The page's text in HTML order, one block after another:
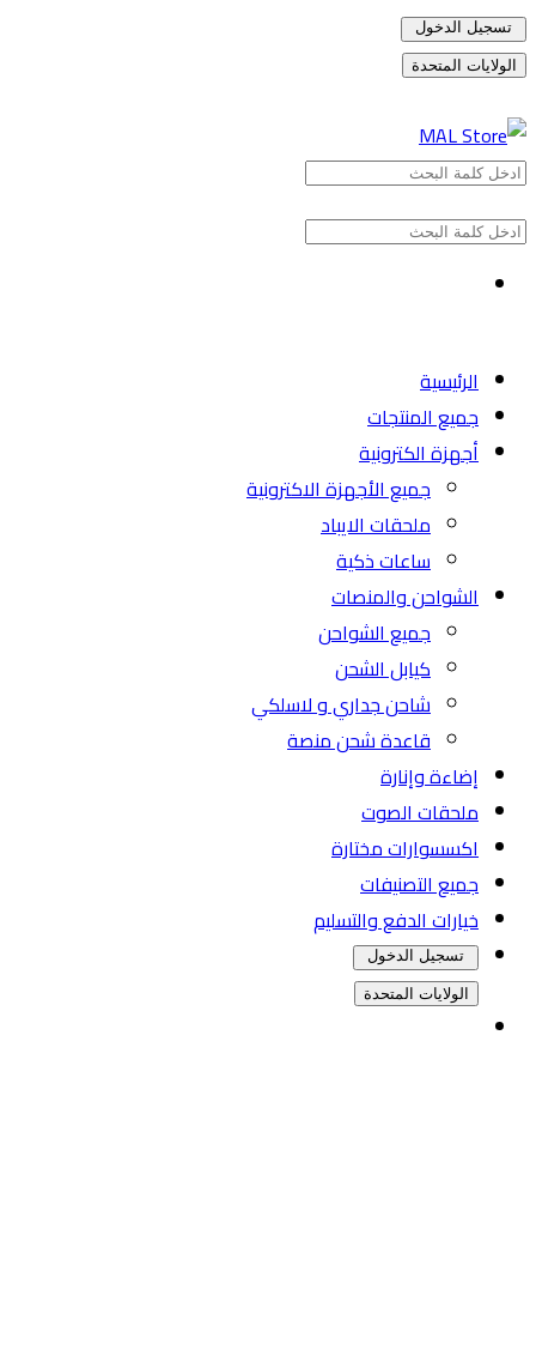
تسجيل الدخول
الولايات المتحدة
الرئيسية
جميع المنتجات
أجهزة الكترونية
جميع الأجهزة الاكترونية
ملحقات الايباد
ساعات ذكية
الشواحن والمنصات
جميع الشواحن
كيابل الشحن
شاحن جداري و لاسلكي
قاعدة شحن منصة
إضاءة وإنارة
ملحقات الصوت
اكسسوارات مختارة
جميع التصنيفات
خيارات الدفع والتسليم
تسجيل الدخول
الولايات المتحدة